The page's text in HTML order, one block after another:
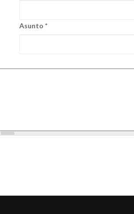
Asunto*